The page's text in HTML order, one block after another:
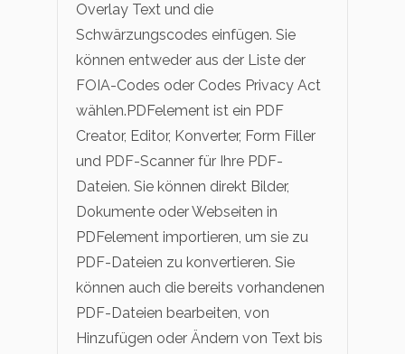
Overlay Text und die
Schwärzungscodes einfügen. Sie
können entweder aus der Liste der
FOIA-Codes oder Codes Privacy Act
wählen.PDFelement ist ein PDF
Creator, Editor, Konverter, Form Filler
und PDF-Scanner für Ihre PDF-
Dateien. Sie können direkt Bilder,
Dokumente oder Webseiten in
PDFelement importieren, um sie zu
PDF-Dateien zu konvertieren. Sie
können auch die bereits vorhandenen
PDF-Dateien bearbeiten, von
Hinzufügen oder Ändern von Text bis